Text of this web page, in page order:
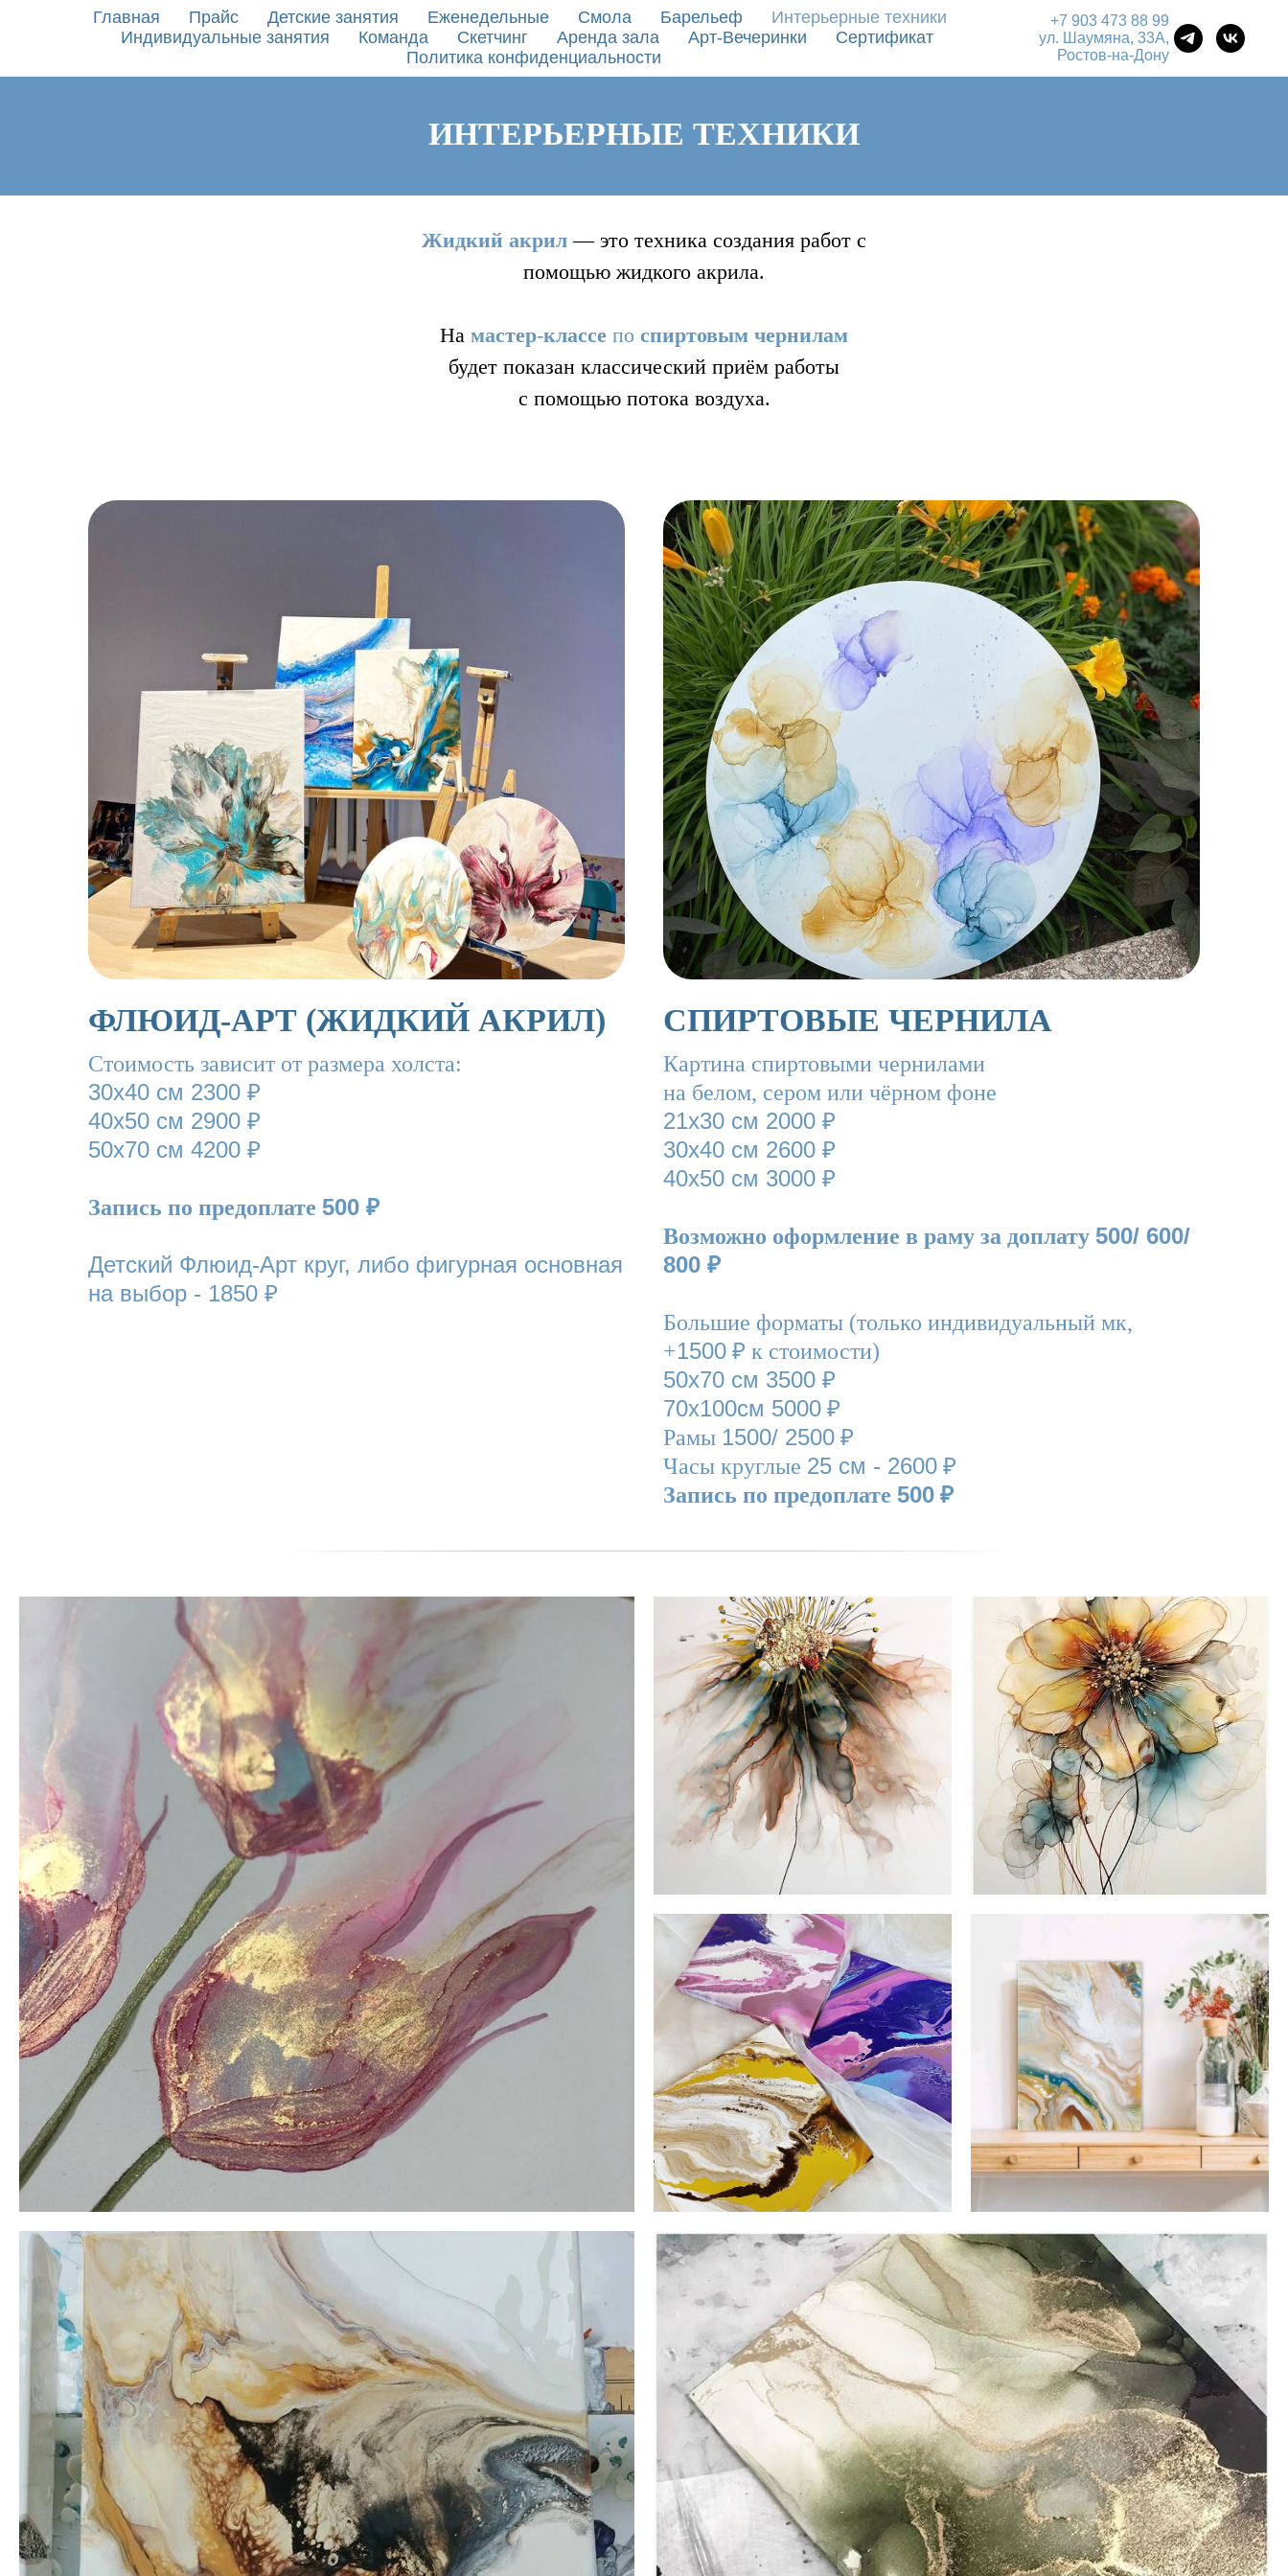
Главная Прайс Детские занятия Еженедельные Смола Барельеф
Интерьерные техники
Индивидуальные занятия
Команда Скетчинг Аренда зала Арт-Вечеринки
Сертификат
Политика конфиденциальности
+7 903 473 88 99
ул. Шаумяна, 33А,
Ростов-на-Дону
ИНТЕРЬЕРНЫЕ ТЕХНИКИ
Жидкий акрил — это техника создания работ с
помощью жидкого акрила.
На мастер-классе по спиртовым чернилам
будет показан классический приём работы
с помощью потока воздуха.
ФЛЮИД-АРТ (ЖИДКИЙ АКРИЛ)
Cтоимость зависит от размера холста:
30х40 см 2300 ₽
40х50 см 2900 ₽
50х70 см 4200 ₽
Запись по предоплате 500 ₽
Детский Флюид-Арт круг, либо фигурная основная
на выбор - 1850 ₽
СПИРТОВЫЕ ЧЕРНИЛА
Картина спиртовыми чернилами
на белом, сером или чёрном фоне
21х30 см 2000 ₽
30х40 см 2600 ₽
40х50 см 3000 ₽
Возможно оформление в раму за доплату 500/ 600/
800 ₽
Большие форматы (только индивидуальный мк,
+1500 ₽ к стоимости)
50х70 см 3500 ₽
70х100см 5000 ₽
Рамы 1500/ 2500 ₽
Часы круглые 25 см - 2600 ₽
Запись по предоплате 500 ₽